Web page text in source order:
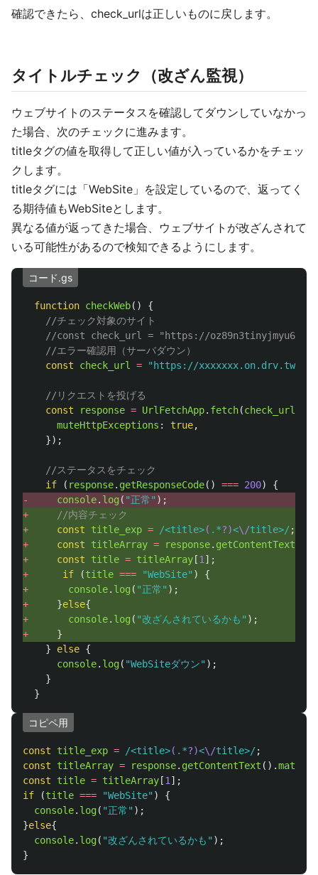
確認できたら、check_urlは正しいものに戻します。
タイトルチェック（改ざん監視）
ウェブサイトのステータスを確認してダウンしていなかっ
た場合、次のチェックに進みます。
titleタグの値を取得して正しい値が入っているかをチェッ
クします。
titleタグには「WebSite」を設定しているので、返ってく
る期待値もWebSiteとします。
異なる値が返ってきた場合、ウェブサイトが改ざんされて
いる可能性があるので検知できるようにします。
コード.gs
function checkWeb()
{
//チェック対象のサイト
//const check_url = "https://
//エラー確認用（サーバダウン）
const
check_url = " https://xxxxxxx.on.drv.tw/
//リクエストを投げる
const
response = UrlFetchApp. fetch(check_url
muteHttpExceptions : true,
});
//ステータスをチェック
if
( response. getResponseCode() === 200)
{
-
console. log ( "正常 " );
+
//内容チェック
+
const title_exp = /<title>( .*?)<\/title>/ ;
+
const titleArray = response. getContentText
+
const title = titleArray [1];
+
if (title === "WebSite" )
{
+
console. log ( "正常 " );
+
}else{
+
console. log ( "改ざんされているかも " );
+
}
}
else {
console. log( "WebSiteダウン" );
}
}
コピペ用
const title_exp = /<title>( .*?)<\/title>/;
const
titleArray = response. getContentText ().match
const
title = titleArray [1];
if
(title === "WebSite" )
{
console. log( "正常 " );
}else{
console. log( "改ざんされているかも " );
}